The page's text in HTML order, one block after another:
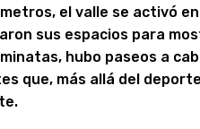
el valle se activó
sus espacios para
hubo paseos a
que, más allá del